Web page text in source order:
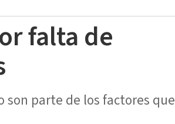
falta de
parte de los factores que